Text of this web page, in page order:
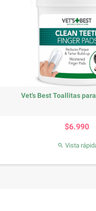
Vet's Best Toallitas
$6.990
 Vista